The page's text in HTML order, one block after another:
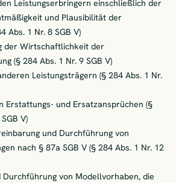
Leistungserbringern einschließlich der
und Plausibilität der
Abs. 1 Nr. 8 SGB V)
der Wirtschaftlichkeit der
(§ 284 Abs. 1 Nr. 9 SGB V)
Leistungsträgern (§ 284 Abs. 1 Nr.
Erstattungs- und Ersatzansprüchen (§
V)
und Durchführung von
nach § 87a SGB V (§ 284 Abs. 1 Nr. 12
Durchführung von Modellvorhaben, die